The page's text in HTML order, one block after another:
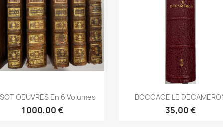
Aperçu rapide
OEUVRES En 6 Volumes
1 000,00 €
Aperçu rapide
BOCCACE LE
35,00 €